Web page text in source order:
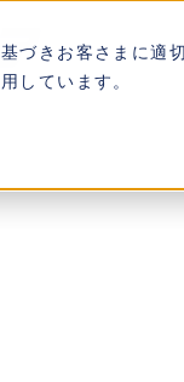
づきお客さまに適
しています。